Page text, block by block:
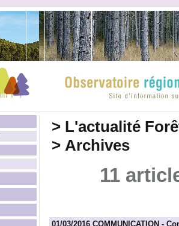
> L'actualité
> Archives
11
01/03/2016 COMMUNICATION -